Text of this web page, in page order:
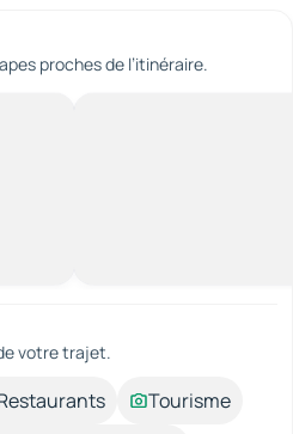
proches de l’itinéraire.
votre trajet.
Tourisme